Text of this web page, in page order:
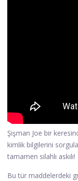
Şişman Joe bir
kimlik bilgilerini
tamamen silahlı askılı!
Bu tür maddelerdeki